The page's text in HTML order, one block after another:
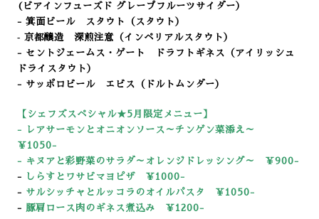
(ビアインフューズド グレープフルーツサイダー）
- 箕面ビール スタウト（スタウト）
‐ 京都醸造 深煎注意（インペリアルスタウト）
- セントジェームス・ゲート ドラフトギネス（アイリッシュ
ドライスタウト）
- サッポロビール エビス（ドルトムンダー）
【シェフズスペシャル★5 月限定メニュー】
-
レアサーモンとオニオンソース～チンゲン菜添え～
￥1050-
-
キ ヌアと彩野菜のサラダ～オレンジドレッシング～ ￥900-
-
しらすとワサビマヨピザ ￥1000-
- サルシッチャとルッコラのオイルパスタ ￥1050-
- 豚肩ロース肉のギネス煮込み ￥1200-